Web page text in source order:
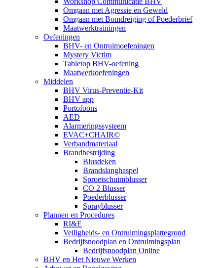
Omgaan met Agressie en Geweld
Omgaan met Bomdreiging of Poederbrief
Maatwerktrainingen
Oefeningen
BHV- en Ontruimoefeningen
Mystery Victim
Tabletop BHV-oefening
Maatwerkoefeningen
Middelen
BHV Virus-Preventie-Kit
BHV app
Portofoons
AED
Alarmeringssysteem
EVAC+CHAIR©
Verbandmateriaal
Brandbestrijding
Blusdeken
Brandslanghaspel
Sproeischuimblusser
CO 2 Blusser
Poederblusser
Sprayblusser
Plannen en Procedures
RI&E
Veiligheids- en Ontruimingsplattegrond
Bedrijfsnoodplan en Ontruimingsplan
Bedrijfsnoodplan Online
BHV en Het Nieuwe Werken